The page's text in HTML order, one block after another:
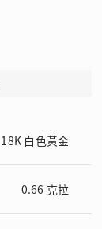
18K 白色黃金
0.66 克拉